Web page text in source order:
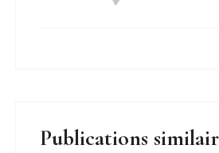
Publications